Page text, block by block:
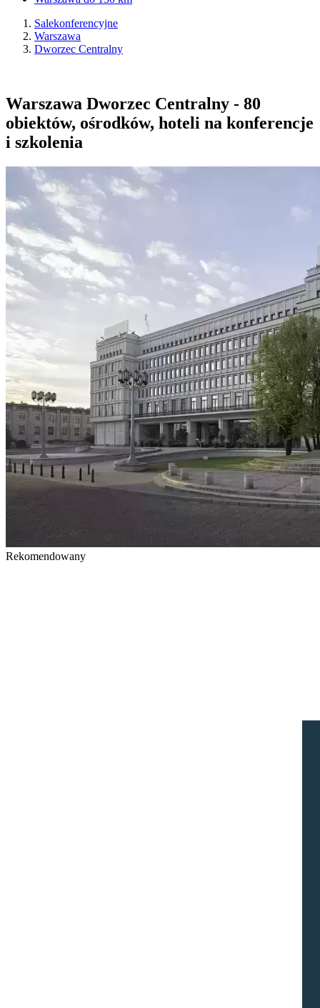
Salekonferencyjne
Warszawa
Dworzec Centralny
Warszawa Dworzec Centralny - 80
obiektów, ośrodków, hoteli na konferencje
i szkolenia
Rekomendowany